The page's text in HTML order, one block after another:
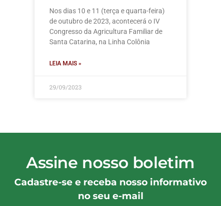
Nos dias 10 e 11 (terça e quarta-feira)
de outubro de 2023, acontecerá o IV
Congresso da Agricultura Familiar de
Santa Catarina, na Linha Colônia
LEIA MAIS »
29/09/2023
Assine nosso boletim
Cadastre-se e receba nosso informativo
no seu e-mail